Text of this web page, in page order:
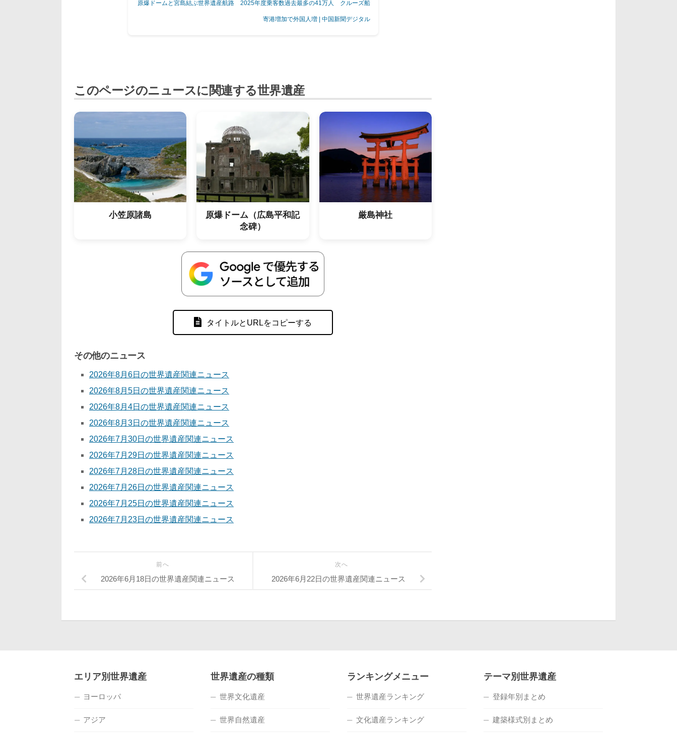
原爆ドームと宮島結ぶ世界遺産航路 2025年度乗客数過去最多の41万人 クルーズ船
寄港増加で外国人増 | 中国新聞デジタル
このページのニュースに関連する世界遺産
小笠原諸島
原爆ドーム（広島平和記
念碑）
厳島神社
タイトルとURLをコピーする
その他のニュース
2026年8月6日の世界遺産関連ニュース
2026年8月5日の世界遺産関連ニュース
2026年8月4日の世界遺産関連ニュース
2026年8月3日の世界遺産関連ニュース
2026年7月30日の世界遺産関連ニュース
2026年7月29日の世界遺産関連ニュース
2026年7月28日の世界遺産関連ニュース
2026年7月26日の世界遺産関連ニュース
2026年7月25日の世界遺産関連ニュース
2026年7月23日の世界遺産関連ニュース
次へ
2026年6月22日の世界遺産関連ニュース
前へ
2026年6月18日の世界遺産関連ニュース
エリア別世界遺産
ヨーロッパ
アジア
世界遺産の種類
世界文化遺産
世界自然遺産
ランキングメニュー
世界遺産ランキング
文化遺産ランキング
テーマ別世界遺産
登録年別まとめ
建築様式別まとめ